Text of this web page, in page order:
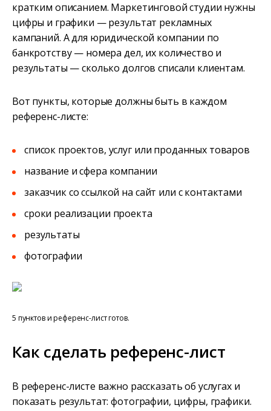
кратким описанием. Маркетинговой студии нужны
цифры и графики — результат рекламных
кампаний. А для юридической компании по
банкротству — номера дел, их количество и
результаты — сколько долгов списали клиентам.
Вот пункты, которые должны быть в каждом
референс-листе:
список проектов, услуг или проданных товаров
название и сфера компании
заказчик со ссылкой на сайт или с контактами
сроки реализации проекта
результаты
фотографии
5 пунктов и референс-лист готов.
Как сделать референс-лист
В референс-листе важно рассказать об услугах и
показать результат: фотографии, цифры, графики.